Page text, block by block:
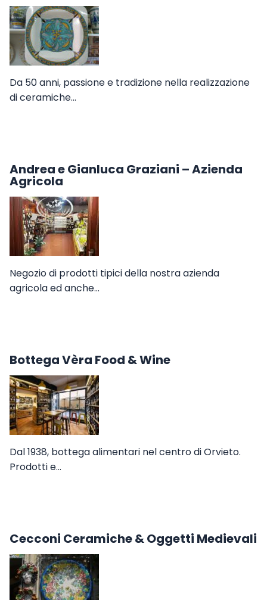
Da 50 anni, passione e tradizione nella realizzazione
di ceramiche…
Andrea e Gianluca Graziani – Azienda
Agricola
Negozio di prodotti tipici della nostra azienda
agricola ed anche…
Bottega Vèra Food & Wine
Dal 1938, bottega alimentari nel centro di Orvieto.
Prodotti e…
Cecconi Ceramiche & Oggetti Medievali